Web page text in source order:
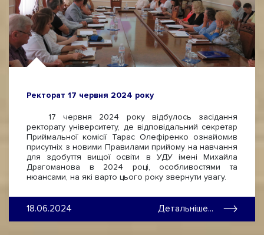
Ректорат 17 червня 2024 року
17 червня 2024 року відбулось засідання
ректорату університету, де відповідальний секретар
Приймальної комісії Тарас Олефіренко ознайомив
присутніх з новими Правилами прийому на навчання
для здобуття вищої освіти в УДУ імені Михайла
Драгоманова в 2024 році, особливостями та
нюансами, на які варто цього року звернути увагу.
18.06.2024 Детальніше...